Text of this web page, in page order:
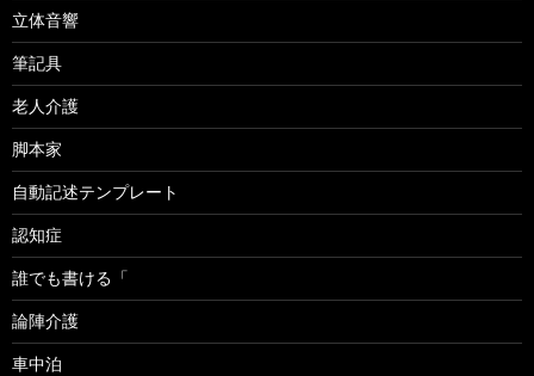
立体音響
筆記具
老人介護
脚本家
自動記述テンプレート
認知症
誰でも書ける「
論陣介護
車中泊